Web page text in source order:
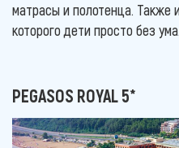
матрасы и полотенца. Также
которого дети просто без ума.
PEGASOS ROYAL 5*